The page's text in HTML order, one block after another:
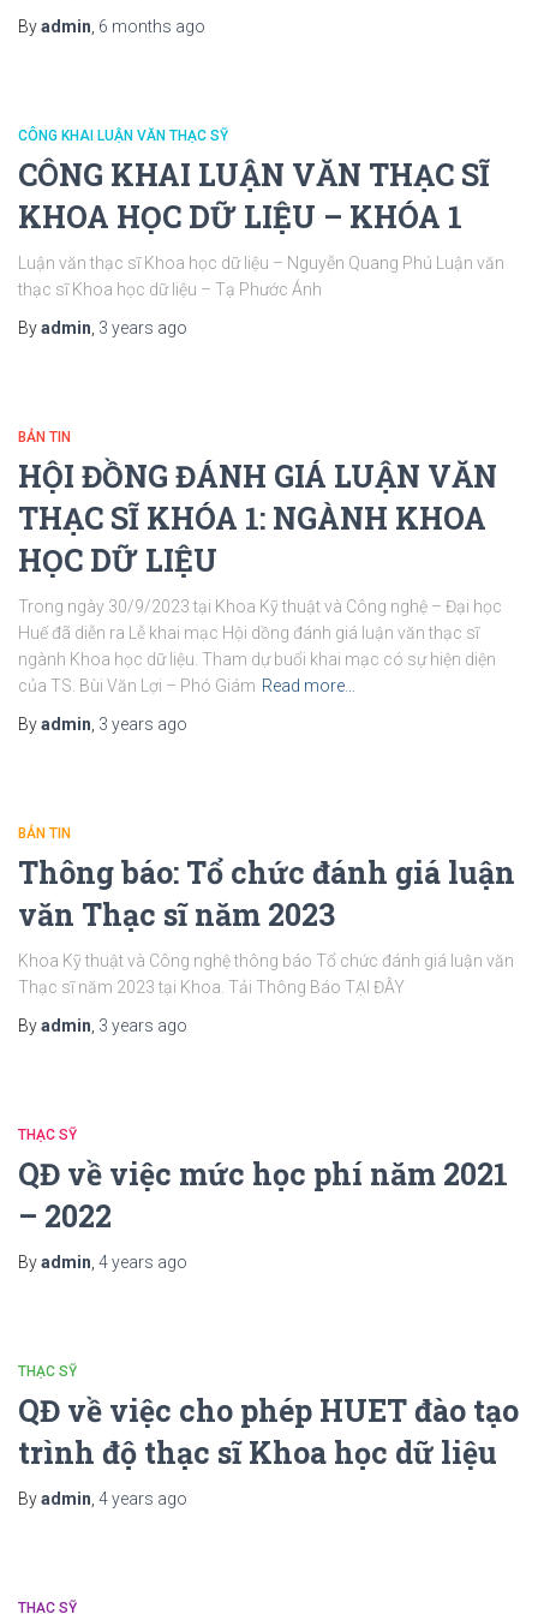
Byadmin 6 months ago
CÔNG KHAI LUẬN VĂN THẠC SỸ
CÔNG KHAI LUẬN VĂN THẠC SĨ
KHOA HỌC DỮ LIỆU – KHÓA 1
Luận văn thạc sĩ Khoa học dữ liệu – Nguyễn Quang Phú Luận văn
thạc sĩ Khoa học dữ liệu – Tạ Phước Ánh
Byadmin 3 years ago
BẢN TIN
HỘI ĐỒNG ĐÁNH GIÁ LUẬN VĂN
THẠC SĨ KHÓA 1: NGÀNH KHOA
HỌC DỮ LIỆU
Trong ngày 30/9/2023 tại Khoa Kỹ thuật và Công nghệ – Đại học
Huế đã diễn ra Lễ khai mạc Hội dồng đánh giá luận văn thạc sĩ
ngành Khoa học dữ liệu. Tham dự buổi khai mạc có sự hiện diện
của TS. Bùi Văn Lợi – Phó Giám Read more…
Byadmin 3 years ago
BẢN TIN
Thông báo: Tổ chức đánh giá luận
văn Thạc sĩ năm 2023
Khoa Kỹ thuật và Công nghệ thông báo Tổ chức đánh giá luận văn
Thạc sĩ năm 2023 tại Khoa. Tải Thông Báo TẠI ĐÂY
Byadmin 3 years ago
THẠC SỸ
QĐ về việc mức học phí năm 2021
– 2022
Byadmin 4 years ago
THẠC SỸ
QĐ về việc cho phép HUET đào tạo
trình độ thạc sĩ Khoa học dữ liệu
Byadmin 4 years ago
THẠC SỸ